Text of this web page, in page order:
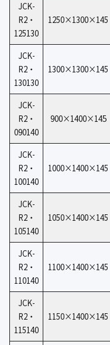
JCK-
R2・
125130
1250×1300×145
JCK-
R2・
130130
1300×1300×145
JCK-
R2・
090140
900×1400×145
JCK-
R2・
100140
1000×1400×145
JCK-
R2・
105140
1050×1400×145
JCK-
R2・
110140
1100×1400×145
JCK-
R2・
115140
1150×1400×145